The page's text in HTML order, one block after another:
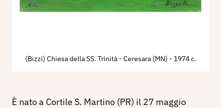
(Bizzi) Chiesa della SS. Trinità - Ceresara (MN) - 1974 c.
È nato a Cortile S. Martino (PR) il 27 maggio